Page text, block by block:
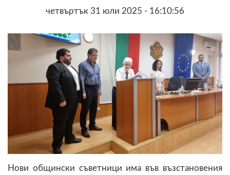
четвъртък 31 юли 2025 - 16:10:56
Нови общински съветници има във възстановения